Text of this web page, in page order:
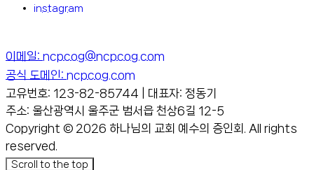
instagram
이메일: ncpcog@ncpcog.com
공식 도메인: ncpcog.com
고유번호: 123-82-85744 | 대표자: 정동기
주소: 울산광역시 울주군 범서읍 천상6길 12-5
Copyright © 2026 하나님의 교회 예수의 증인회. All rights
reserved.
Scroll to the top